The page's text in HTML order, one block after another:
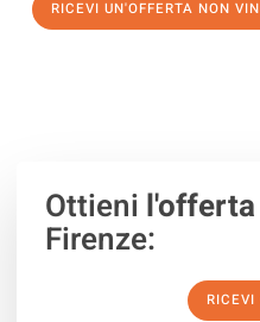
RICEVI UN'OFFERTA NON
Ottieni
Firenze:
RICEVI